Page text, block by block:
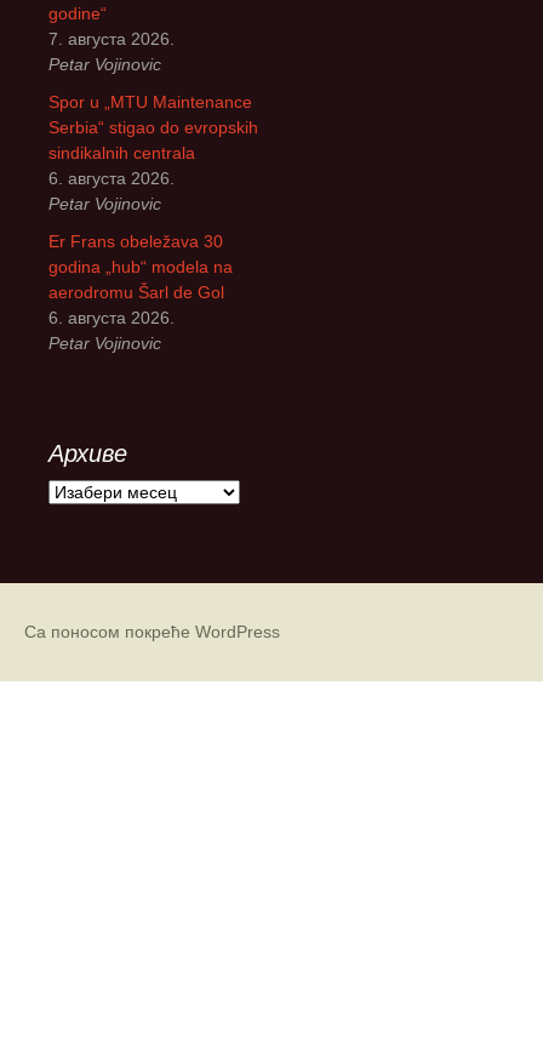
godine“
7. августа 2026.
Petar Vojinovic
Spor u „MTU Maintenance
Serbia“ stigao do evropskih
sindikalnih centrala
6. августа 2026.
Petar Vojinovic
Er Frans obeležava 30
godina „hub“ modela na
aerodromu Šarl de Gol
6. августа 2026.
Petar Vojinovic
Архиве
А
Са поносом покреће WordPress